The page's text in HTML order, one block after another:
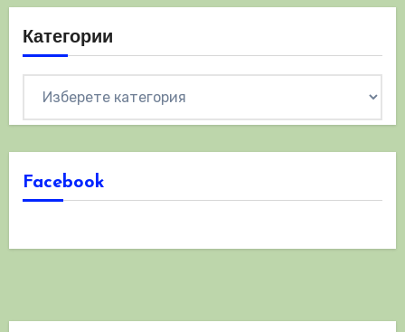
Категории
Facebook